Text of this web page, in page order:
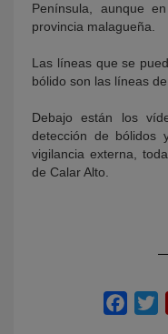
Península, aunque
provincia malagueña.
Las líneas que se
bólido son las líneas
Debajo están los
detección de bólidos
vigilancia externa,
de Calar Alto.